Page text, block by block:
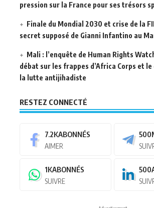
pression sur la France pour ses trésors
Finale du Mondial 2030 et crise de la
secret supposé de Gianni Infantino au
Mali : l’enquête de Human Rights
débat sur les frappes d’Africa Corps et
la lutte antijihadiste
RESTEZ CONNECTÉ
7.2KABONNÉS
AIMER
500
1KABONNÉS
SUIVRE
500